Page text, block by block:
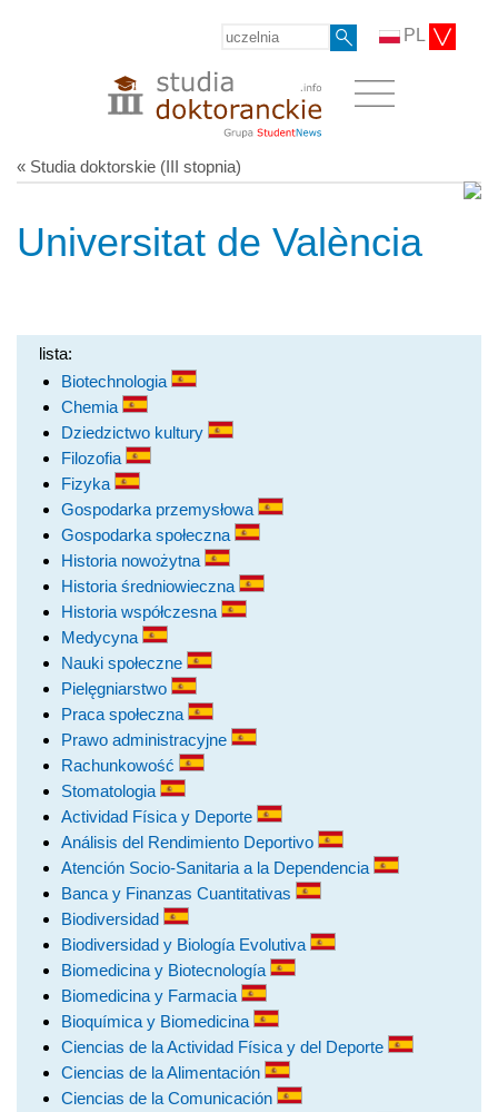
PL
« Studia doktorskie (III stopnia)
Universitat de València
lista:
Biotechnologia
Chemia
Dziedzictwo kultury
Filozofia
Fizyka
Gospodarka przemysłowa
Gospodarka społeczna
Historia nowożytna
Historia średniowieczna
Historia współczesna
Medycyna
Nauki społeczne
Pielęgniarstwo
Praca społeczna
Prawo administracyjne
Rachunkowość
Stomatologia
Actividad Física y Deporte
Análisis del Rendimiento Deportivo
Atención Socio-Sanitaria a la Dependencia
Banca y Finanzas Cuantitativas
Biodiversidad
Biodiversidad y Biología Evolutiva
Biomedicina y Biotecnología
Biomedicina y Farmacia
Bioquímica y Biomedicina
Ciencias de la Actividad Física y del Deporte
Ciencias de la Alimentación
Ciencias de la Comunicación